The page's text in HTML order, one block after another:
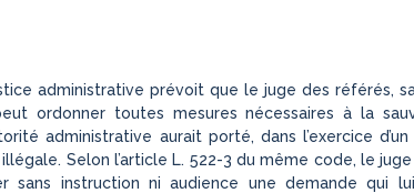
administrative prévoit que le juge des référés,
ordonner toutes mesures nécessaires à la
administrative aurait porté, dans l’exercice
Selon l’article L. 522-3 du même code, le
sans instruction ni audience une demande qui